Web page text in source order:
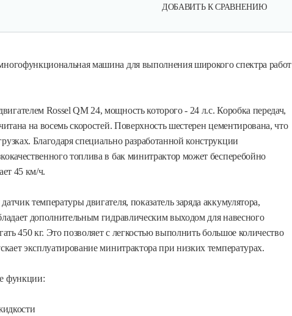
ДОБАВИТЬ К СРАВНЕНИЮ
машина для выполнения широкого спектра работ
Rossel QM 24, мощность которого - 24 л.с. Коробка передач,
на восемь скоростей. Поверхность шестерен цементирована, что
Благодаря специально разработанной конструкции
топлива в бак минитрактор может бесперебойно
45 км/ч.
температуры двигателя, показатель заряда аккумулятора,
дополнительным гидравлическим выходом для навесного
450 кг. Это позволяет с легкостью выполнить большое количество
эксплуатирование минитрактора при низких температурах.
функции: